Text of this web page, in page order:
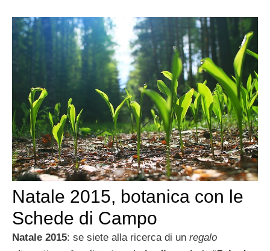
Natale 2015, botanica con le
Schede di Campo
Natale 2015: se siete alla ricerca di un regalo